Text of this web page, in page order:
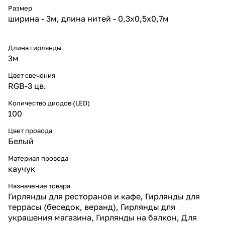
* IP65 влагозащита —
надёжная эксплуатация на
возможность объединять
секции по 3 м для длинных
линий.
* Энергоэффективность —
высокая яркость при
минимальном
энергопотреблении.
* Срок службы до 30 000 часов
— долговечность и стабильное
свечение без перегрева.
Надёжность и конструкция
Компактная длина 3 м удобна
дверей, балконов и арок.
Гирлянды соединяются между
линии длиной до 10–15 м.
Белый кабель позволяет
создавать эстетичный монтаж
на светлых фасадах,
Размер
ширина - 3м, длина нитей - 0,3x0,5x0,7м
Длина гирлянды
3м
Цвет свечения
RGB-3 цв.
Количество диодов (LED)
100
Цвет провода
Белый
Материал провода
каучук
Назначение товара
Гирлянды для ресторанов и кафе, Гирлянды для
террасы (беседок, веранд), Гирлянды для
украшения магазина, Гирлянды на балкон, Для